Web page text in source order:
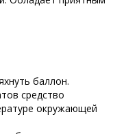
баллон.
средство
окружающей